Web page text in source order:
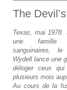
The
Texas, mai
une famille
sanguinaires,
Wydell lance une
déloger ceux
plusieurs mois
Au cours de la